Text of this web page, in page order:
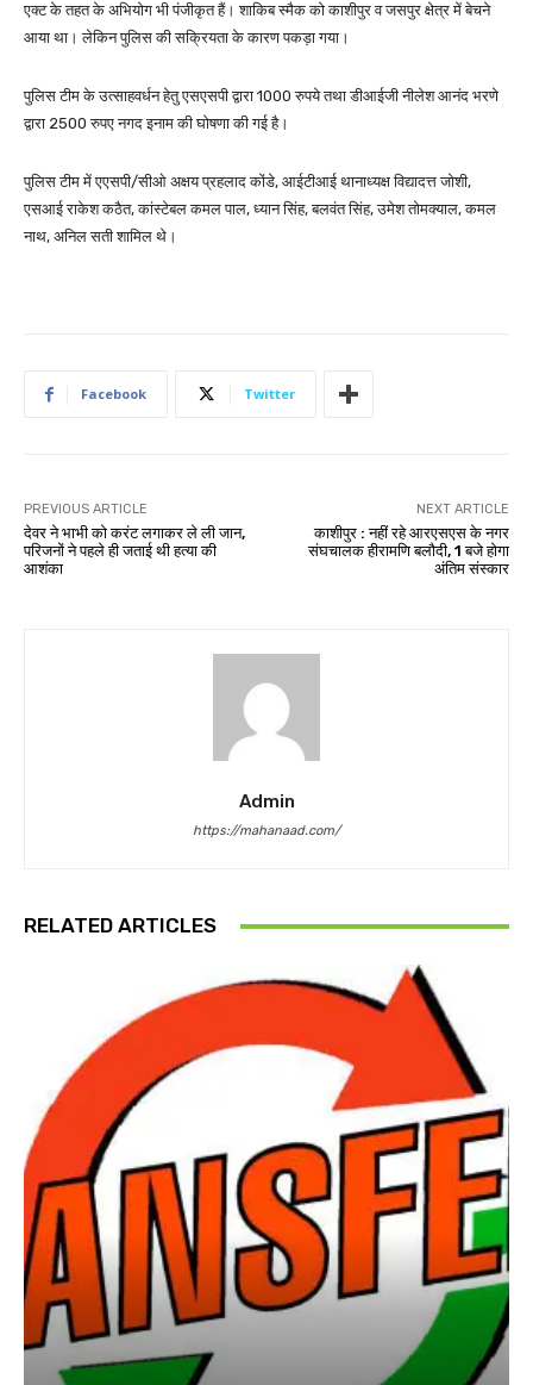
एक्ट के तहत के अभियोग भी पंजीकृत हैं। शाकिब स्मैक को काशीपुर व जसपुर क्षेत्र में बेचने
आया था। लेकिन पुलिस की सक्रियता के कारण पकड़ा गया।
पुलिस टीम के उत्साहवर्धन हेतु एसएसपी द्वारा 1000 रुपये तथा डीआईजी नीलेश आनंद भरणे
द्वारा 2500 रुपए नगद इनाम की घोषणा की गई है।
पुलिस टीम में एएसपी/सीओ अक्षय प्रहलाद कोंडे, आईटीआई थानाध्यक्ष विद्यादत्त जोशी,
एसआई राकेश कठैत, कांस्टेबल कमल पाल, ध्यान सिंह, बलवंत सिंह, उमेश तोमक्याल, कमल
नाथ, अनिल सती शामिल थे।
Facebook Twitter
PREVIOUS ARTICLE
देवर ने भाभी को करंट लगाकर ले ली जान,
परिजनों ने पहले ही जताई थी हत्या की
आशंका
NEXT ARTICLE
काशीपुर : नहीं रहे आरएसएस के नगर
संघचालक हीरामणि बलौदी, 1 बजे होगा
अंतिम संस्कार
Admin
https://mahanaad.com/
RELATED ARTICLES